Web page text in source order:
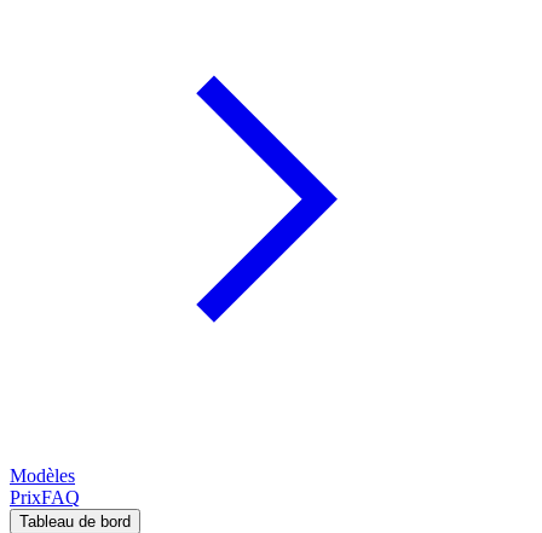
Modèles
PrixFAQ
Tableau de bord